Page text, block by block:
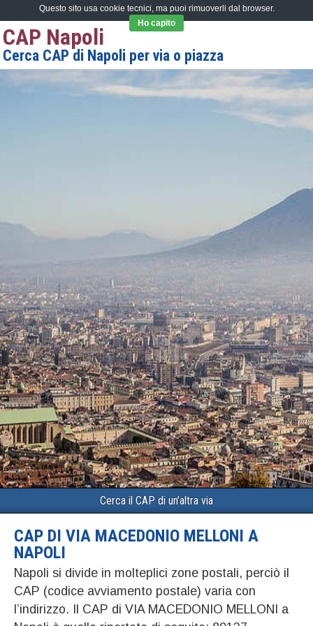
CAP Napoli
Cerca CAP di Napoli per via o piazza
Cerca il CAP di un’altra via
CAP DI VIA MACEDONIO MELLONI A
NAPOLI
Napoli si divide in molteplici zone postali, perciò il
CAP (codice avviamento postale) varia con
l’indirizzo. Il CAP di VIA MACEDONIO MELLONI a
Questo sito usa cookie tecnici, ma puoi rimuoverli dal browser.
Ho capito